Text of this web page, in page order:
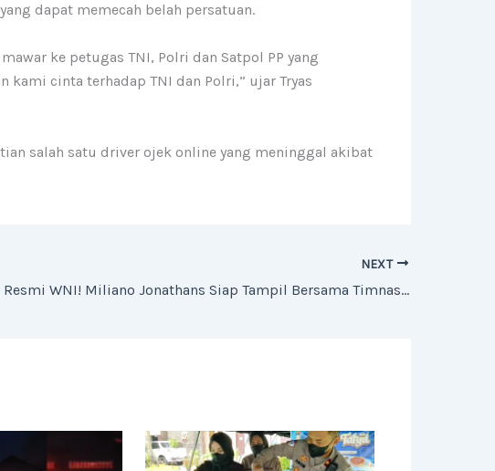
dapat memecah belah persatuan.
ke petugas TNI, Polri dan Satpol PP yang
cinta terhadap TNI dan Polri,” ujar Tryas
salah satu driver ojek online yang meninggal akibat
NEXT
Resmi WNI! Miliano Jonathans Siap Tampil Bersama Timnas Indonesia